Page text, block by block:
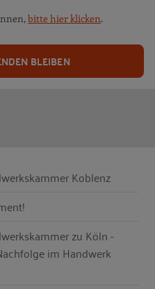
bitte hier klicken.
BLEIBEN
Koblenz
zu Köln -
im Handwerk